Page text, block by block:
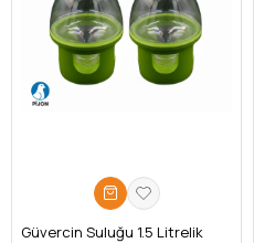
Güvercin Suluğu 1.5 Litrelik